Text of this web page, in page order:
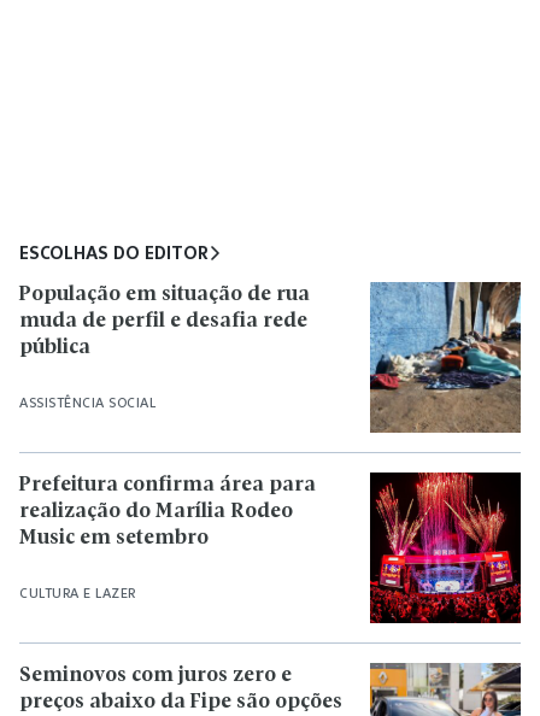
ESCOLHAS DO EDITOR
ASSISTÊNCIA SOCIAL
População em situação de rua
muda de perfil e desafia rede
pública
CULTURA E LAZER
Prefeitura confirma área para
realização do Marília Rodeo
Music em setembro
Seminovos com juros zero e
preços abaixo da Fipe são opções